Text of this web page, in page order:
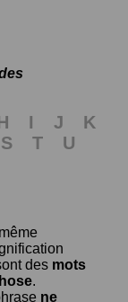
I J
K
S T
U
des mots
.
ne